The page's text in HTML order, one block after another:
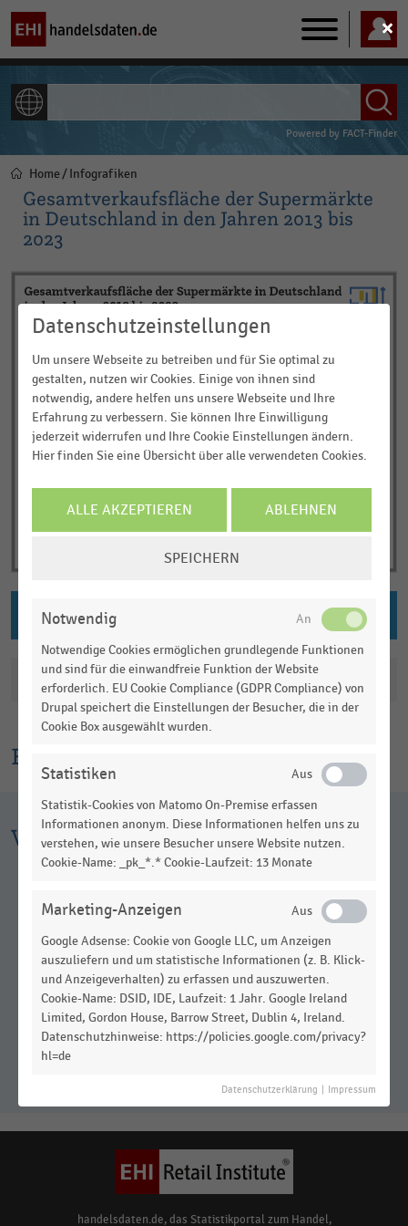
Main
navigation
Powered by FACT-Finder
Pfadnavigation
Home Infografiken
Gesamtverkaufsfläche der Supermärkte
in Deutschland in den Jahren 2013 bis
2023
Erklärtext
Katalogisierung
Weitere Infografiken
EHI-Expansionstrends: Trends in der
handelsdaten.de, das Statistikportal zum Handel,
Datenschutzeinstellungen
Um unsere Webseite zu betreiben und für Sie optimal zu
gestalten, nutzen wir Cookies. Einige von ihnen sind
notwendig, andere helfen uns unsere Webseite und Ihre
Erfahrung zu verbessern. Sie können Ihre Einwilligung
jederzeit widerrufen und Ihre Cookie Einstellungen ändern.
Hier finden Sie eine Übersicht über alle verwendeten Cookies.
ALLE AKZEPTIEREN ABLEHNEN
SPEICHERN
Notwendig
Notwendige Cookies ermöglichen grundlegende Funktionen
und sind für die einwandfreie Funktion der Website
erforderlich. EU Cookie Compliance (GDPR Compliance) von
Drupal speichert die Einstellungen der Besucher, die in der
Cookie Box ausgewählt wurden.
Statistiken
Statistik-Cookies von Matomo On-Premise erfassen
Informationen anonym. Diese Informationen helfen uns zu
verstehen, wie unsere Besucher unsere Website nutzen.
Cookie-Name: _pk_*.* Cookie-Laufzeit: 13 Monate
Marketing-Anzeigen
Google Adsense: Cookie von Google LLC, um Anzeigen
auszuliefern und um statistische Informationen (z. B. Klick-
und Anzeigeverhalten) zu erfassen und auszuwerten.
Cookie-Name: DSID, IDE, Laufzeit: 1 Jahr. Google Ireland
Limited, Gordon House, Barrow Street, Dublin 4, Ireland.
Datenschutzhinweise: https://policies.google.com/privacy?
hl=de
Datenschutzerklärung Impressum